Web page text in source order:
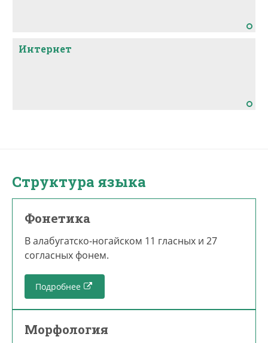
Интернет
Структура языка
Фонетика
В алабугатско-ногайском 11 гласных и 27
согласных фонем.
Подробнее
Морфология